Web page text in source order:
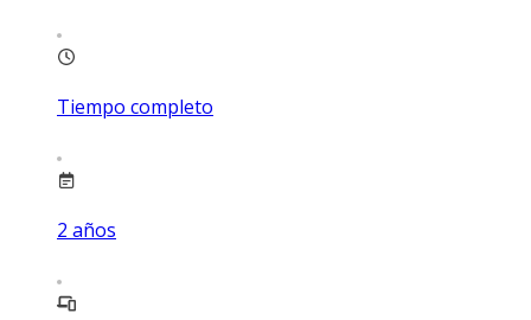
Tiempo completo
2 años